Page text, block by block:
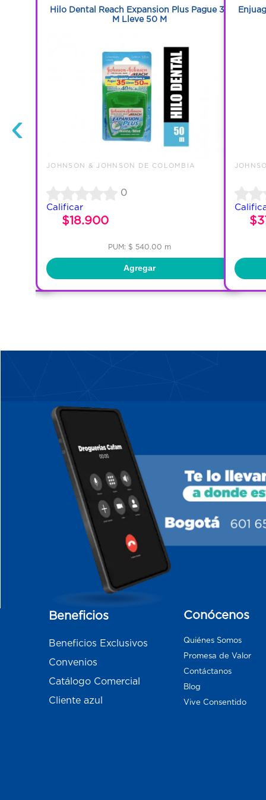
‹
Hilo Dental Reach Expansion Plus Pague 35
M Lleve 50 M
JOHNSON & JOHNSON DE COLOMBIA
0
Calificar
$18.900
PUM: $ 540.00 m
Agregar
Beneficios
Beneficios Exclusivos
Convenios
Catálogo Comercial
Cliente azul
Conócenos
Quiénes Somos
Promesa de Valor
Contáctanos
Blog
Vive Consentido